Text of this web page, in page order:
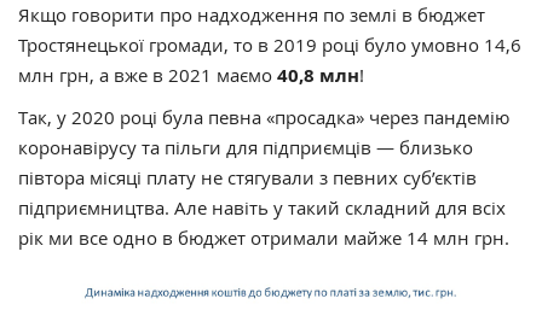
Якщо говорити про надходження по землі в бюджет
Тростянецької громади, то в 2019 році було умовно 14,6
млн грн, а вже в 2021 маємо 40,8 млн!
Так, у 2020 році була певна «просадка» через пандемію
коронавірусу та пільги для підприємців — близько
півтора місяці плату не стягували з певних суб’єктів
підприємництва. Але навіть у такий складний для всіх
рік ми все одно в бюджет отримали майже 14 млн грн.